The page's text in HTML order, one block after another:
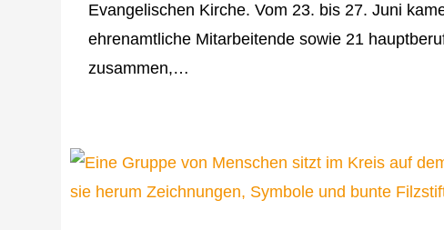
Evangelischen Kirche. Vom 23. bis 27. Juni
ehrenamtliche Mitarbeitende sowie 21
zusammen,…